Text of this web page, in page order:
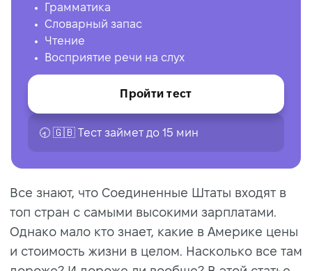
Грамматика
Словарный запас
Чтение
Восприятие речи на слух
Пройти тест
🕣 🇬🇧 Tест займет до 15 мин
Все знают, что Соединенные Штаты входят в
топ стран с самыми высокими зарплатами.
Однако мало кто знает, какие в Америке цены
и стоимость жизни в целом. Насколько все там